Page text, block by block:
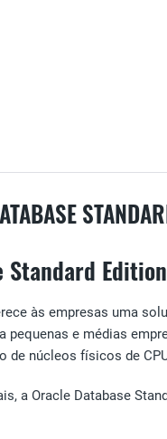
às empresas uma
pequenas e médias
núcleos físicos de
a Oracle Database